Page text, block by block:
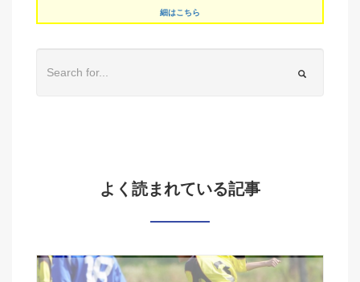
細はこちら
よく読まれている記事